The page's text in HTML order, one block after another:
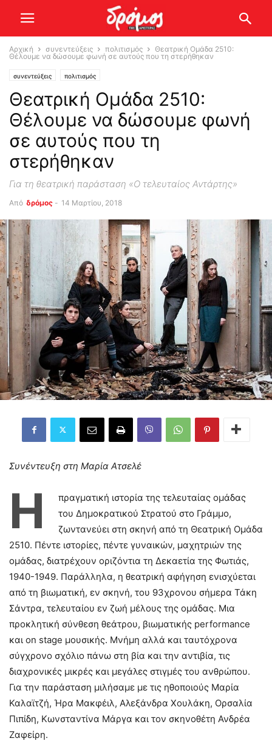
Αρχική συνεντεύξεις πολιτισμός
Θεατρική Ομάδα 2510:
Θέλουμε να δώσουμε φωνή σε αυτούς που τη στερήθηκαν
συνεντεύξεις πολιτισμός
Θεατρική Ομάδα 2510:
Θέλουμε να δώσουμε φωνή
σε αυτούς που τη
στερήθηκαν
Για τη θεατρική παράσταση «Ο τελευταίος Αντάρτης»
Από δρόμος - 14 Μαρτίου, 2018
Συνέντευξη στη Μαρία Ατσελέ
Η
πραγματική ιστορία της τελευταίας ομάδας
του Δημοκρατικού Στρατού στο Γράμμο,
ζωντανεύει στη σκηνή από τη Θεατρική Ομάδα
2510. Πέντε ιστορίες, πέντε γυναικών, μαχητριών της
ομάδας, διατρέχουν οριζόντια τη Δεκαετία της Φωτιάς,
1940-1949. Παράλληλα, η θεατρική αφήγηση ενισχύεται
από τη βιωματική, εν σκηνή, του 93χρονου σήμερα Τάκη
Σάντρα, τελευταίου εν ζωή μέλους της ομάδας. Μια
προκλητική σύνθεση θεάτρου, βιωματικής performance
και on stage μουσικής. Μνήμη αλλά και ταυτόχρονα
σύγχρονο σχόλιο πάνω στη βία και την αντιβία, τις
διαχρονικές μικρές και μεγάλες στιγμές του ανθρώπου.
Για την παράσταση μιλήσαμε με τις ηθοποιούς Μαρία
Καλαϊτζή, Ήρα Μακφέιλ, Αλεξάνδρα Χουλάκη, Ορσαλία
Πιπίδη, Κωνσταντίνα Μάργα και τον σκηνοθέτη Ανδρέα
Ζαφείρη.